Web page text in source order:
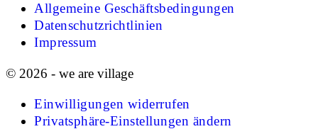
Allgemeine Geschäftsbedingungen
Datenschutzrichtlinien
Impressum
© 2026 - we are village
Einwilligungen widerrufen
Privatsphäre-Einstellungen ändern